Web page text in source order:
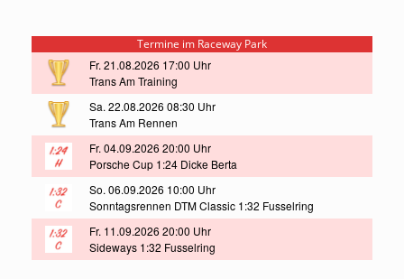
Termine im Raceway Park
Fr. 21.08.2026 17:00 Uhr
Trans Am Training
Sa. 22.08.2026 08:30 Uhr
Trans Am Rennen
Fr. 04.09.2026 20:00 Uhr
Porsche Cup 1:24 Dicke Berta
So. 06.09.2026 10:00 Uhr
Sonntagsrennen DTM Classic 1:32 Fusselring
Fr. 11.09.2026 20:00 Uhr
Sideways 1:32 Fusselring